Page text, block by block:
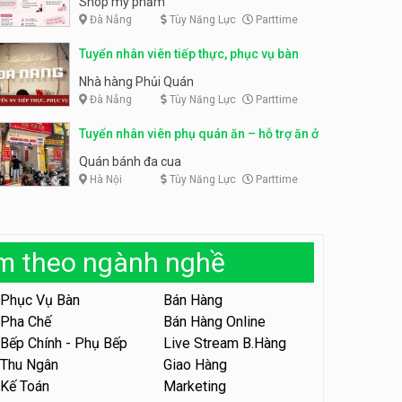
trực page, thu ngân parttime
GRAVI ESCAPE ROOM
Tuyển nhân viên bán hàng,
KIBO KIDS
Tuyển nhân viên edit ảnh,
Công ty
Tuyển nhân viên tiếp thực,
Tuyển nhân viên phục vụ ca
tối – quán kem dừa
Quán kem dừa
Tuyển nhân viên phụ bếp –
Bún Đậu Mắm Tôm – Bếp
Bún Đậu Mắm Tôm - Bếp Tiên
Đà Nẵng Tùy Năng Lực Parttime
Tuyển nhân viên tiếp thực, phục vụ bàn
Nhà hàng Phủi Quán
Đà Nẵng Tùy Năng Lực Parttime
Tuyển nhân viên phụ quán ăn – hỗ trợ ăn ở
Quán bánh đa cua
Hà Nội Tùy Năng Lực Parttime
theo ngành nghề
Phục Vụ Bàn
Bán Hàng
Pha Chế
Bán Hàng Online
Bếp Chính - Phụ Bếp
Live Stream B.Hàng
Thu Ngân
Giao Hàng
Kế Toán
Marketing